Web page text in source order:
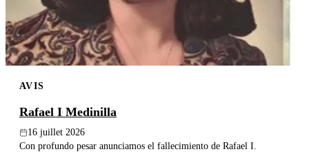
AVIS
Rafael I Medinilla
16 juillet 2026
Con profundo pesar anunciamos el fallecimiento de Rafael I.